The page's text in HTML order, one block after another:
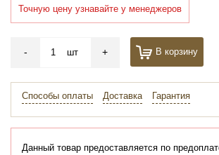
Точную цену узнавайте у менеджеров
- шт + В корзину
Способы оплаты Доставка Гарантия
Данный товар предоставляется по